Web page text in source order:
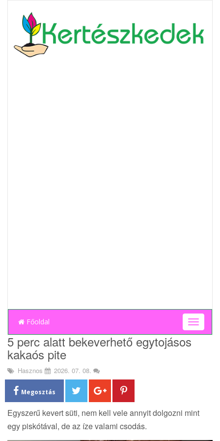
Főoldal
T
o
i
5 perc alatt bekeverhető egytojásos
kakaós pite
Hasznos 2026. 07. 08.
Megosztás
Egyszerű kevert süti, nem kell vele annyit dolgozni mint
egy piskótával, de az íze valami csodás.